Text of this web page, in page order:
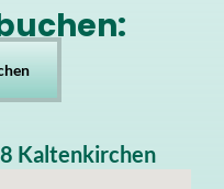
Kaltenkirchen